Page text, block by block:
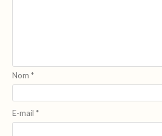
Nom *
E-mail *